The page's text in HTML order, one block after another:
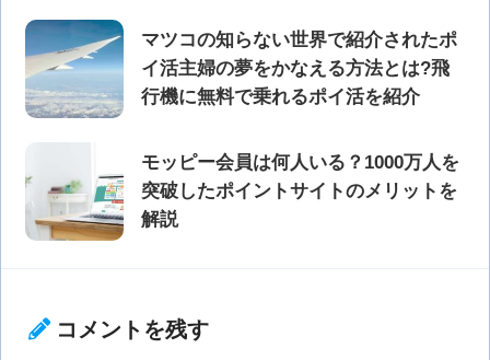
マツコの知らない世界で紹介されたポ
イ活主婦の夢をかなえる方法とは?飛
行機に無料で乗れるポイ活を紹介
モッピー会員は何人いる？1000万人を
突破したポイントサイトのメリットを
解説
コメントを残す